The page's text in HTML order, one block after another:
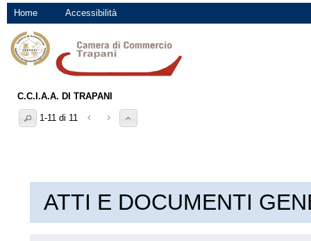
Home Accessibilità
C.C.I.A.A. DI TRAPANI
1-11 di 11
ATTI E DOCUMENTI